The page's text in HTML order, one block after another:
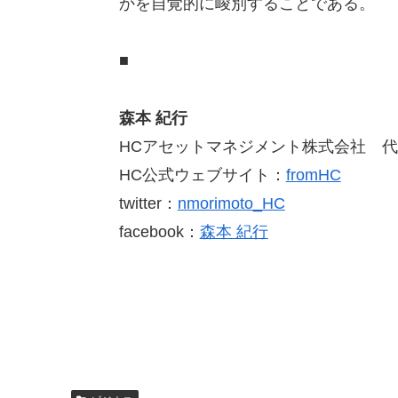
かを自覚的に峻別することである。
■
森本 紀行
HCアセットマネジメント株式会社
HC公式ウェブサイト： fromHC
twitter： nmorimoto_HC
facebook： 森本 紀行